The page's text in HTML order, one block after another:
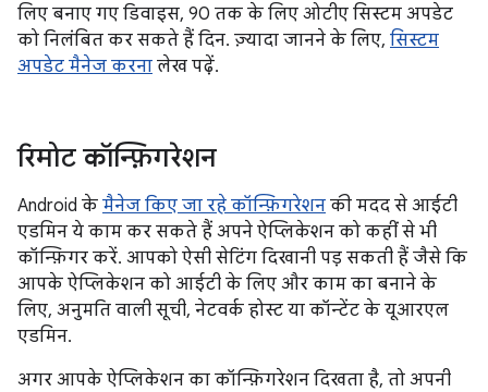
लिए बनाए गए डिवाइस, 90 तक के लिए ओटीए सिस्टम अपडेट
को निलंबित कर सकते हैं दिन. ज़्यादा जानने के लिए, सिस्टम
अपडेट मैनेज करना लेख पढ़ें.
रिमोट कॉन्फ़िगरेशन
Android के मैनेज किए जा रहे कॉन्फ़िगरेशन की मदद से आईटी
एडमिन ये काम कर सकते हैं अपने ऐप्लिकेशन को कहीं से भी
कॉन्फ़िगर करें. आपको ऐसी सेटिंग दिखानी पड़ सकती हैं जैसे कि
आपके ऐप्लिकेशन को आईटी के लिए और काम का बनाने के
लिए, अनुमति वाली सूची, नेटवर्क होस्ट या कॉन्टेंट के यूआरएल
एडमिन.
अगर आपके ऐप्लिकेशन का कॉन्फ़िगरेशन दिखता है, तो अपनी